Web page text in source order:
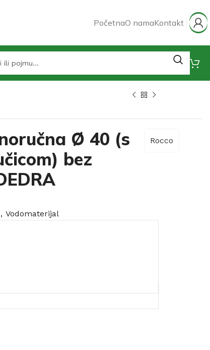
PočetnaO namaKontakt
Ø 40 (s
bez
Rocco
, Vodomaterijal